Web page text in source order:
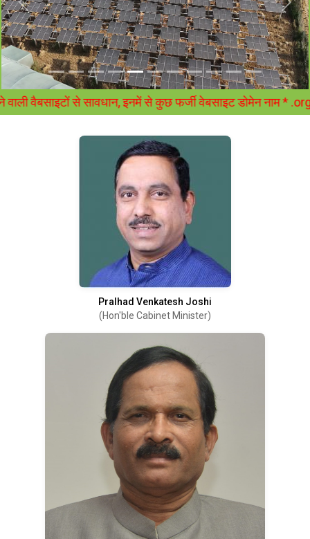
Previous Next
वैबसाइटों से सावधान, इनमें से कुछ फर्जी वेबसाइट डोमेन नाम
Pralhad Venkatesh Joshi
(Hon'ble Cabinet Minister)